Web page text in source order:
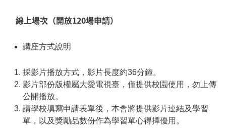
線上場次（開放120場申請）
講座方式說明
採影片播放方式，影片長度約36分鐘。
影片部份版權屬大愛電視臺，僅提供校園使用，勿上傳
公開播放。
請學校填寫申請表單後，本會將提供影片連結及學習
單，以及獎勵品數份作為學習單心得擇優用。